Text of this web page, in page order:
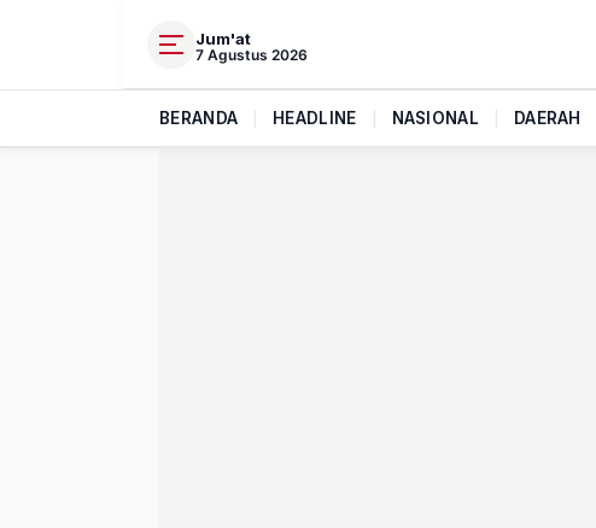
Jum'at
7 Agustus 2026
BERANDA HEADLINE NASIONAL DAERAH